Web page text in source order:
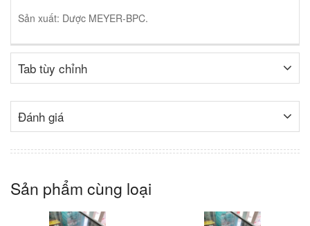
Sản xuất: Dược MEYER-BPC.
Tab tùy chỉnh
Đánh giá
Sản phẩm cùng loại